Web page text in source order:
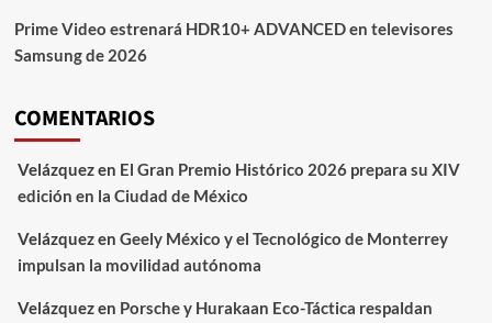
Prime Video estrenará HDR10+ ADVANCED en televisores
Samsung de 2026
COMENTARIOS
Velázquezen El Gran Premio Histórico 2026 prepara su XIV
edición en la Ciudad de México
Velázquezen Geely México y el Tecnológico de Monterrey
impulsan la movilidad autónoma
Velázquezen Porsche y Hurakaan Eco-Táctica respaldan